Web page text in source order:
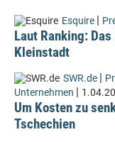
Esquire |
Laut Ranking:
Kleinstadt
SWR.de |
Unternehmen |
Um Kosten zu
Tschechien